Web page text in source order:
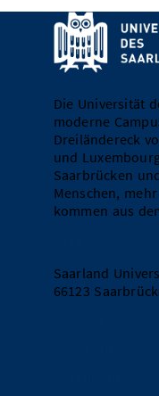
Die Universität
moderne
Dreiländereck
und
Saarbrücken
Menschen,
kommen aus
Saarland
66123